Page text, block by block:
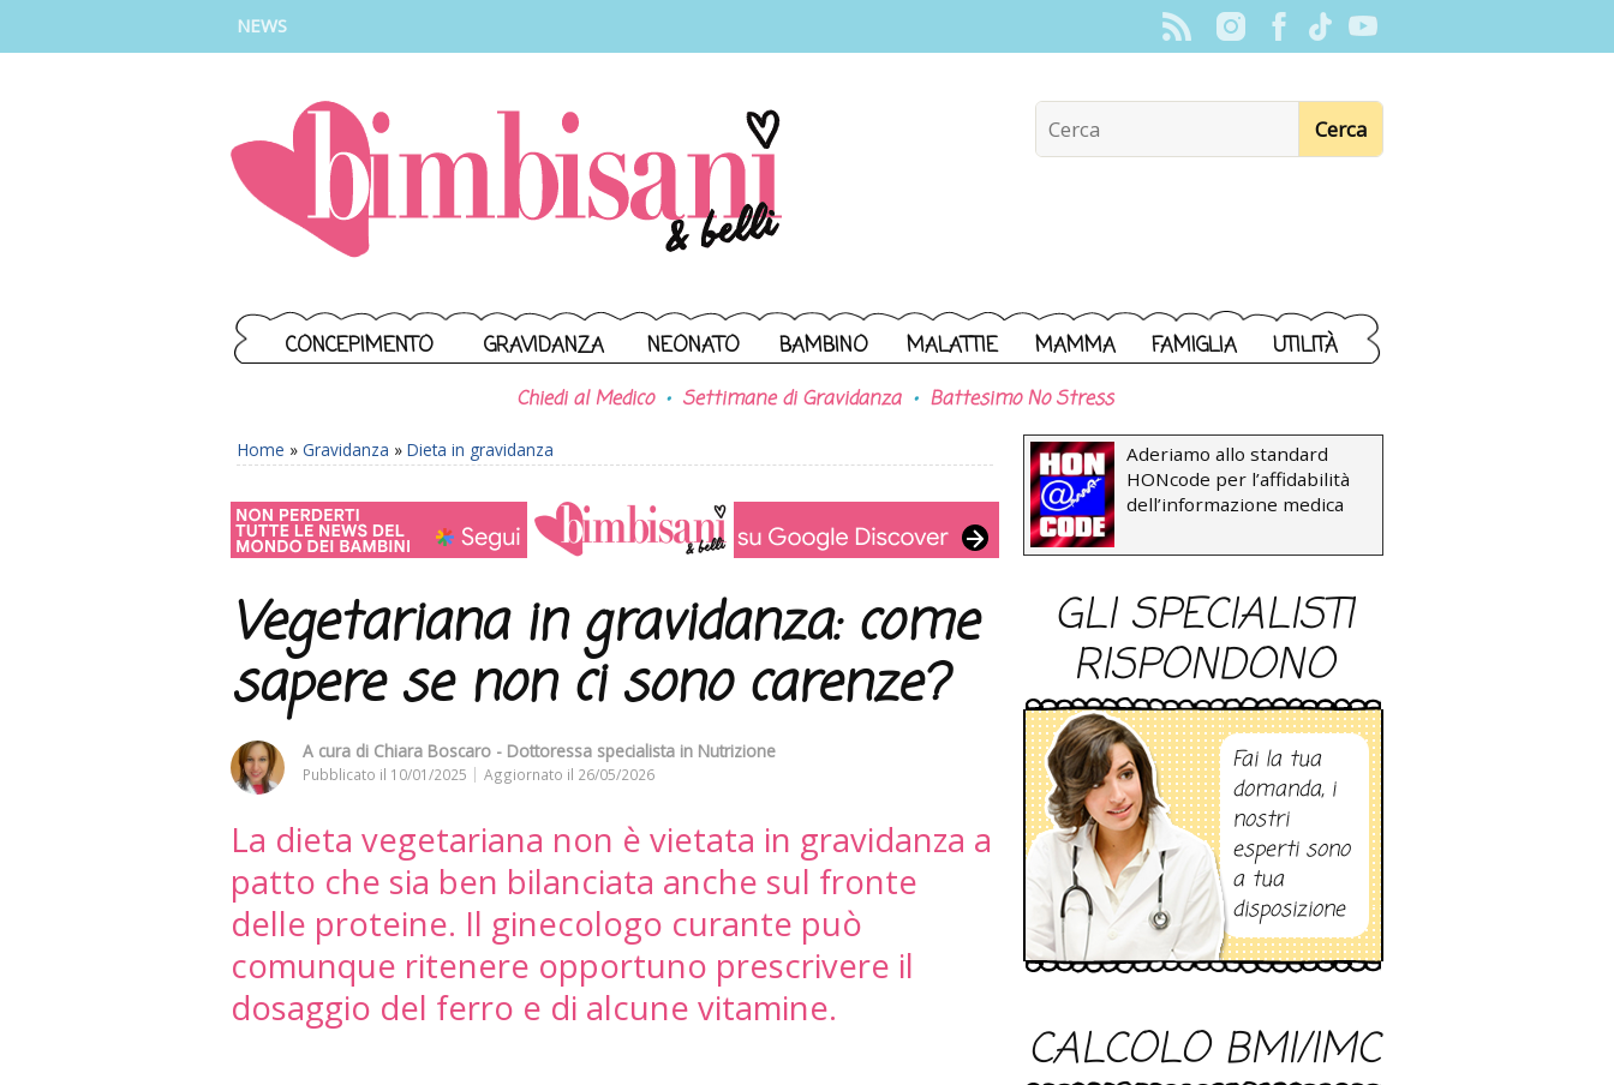
NEWS
CONCEPIMENTO GRAVIDANZA NEONATO BAMBINO MALATTIE MAMMA FAMIGLIA UTILITÀ
Chiedi al Medico Settimane di Gravidanza Battesimo No Stress
Home » Gravidanza » Dieta in gravidanza
Vegetariana in gravidanza: come
sapere se non ci sono carenze?
A cura di Chiara Boscaro - Dottoressa specialista in Nutrizione
Pubblicato il 10/01/2025 Aggiornato il 26/05/2026
La dieta vegetariana non è vietata in gravidanza a
patto che sia ben bilanciata anche sul fronte
delle proteine. Il ginecologo curante può
comunque ritenere opportuno prescrivere il
dosaggio del ferro e di alcune vitamine.
Aderiamo allo standard
HONcode per l’affidabilità
dell’informazione medica
GLI SPECIALISTI
RISPONDONO
Fai la tua
domanda, i
nostri
esperti sono
a tua
disposizione
CALCOLO BMI/IMC